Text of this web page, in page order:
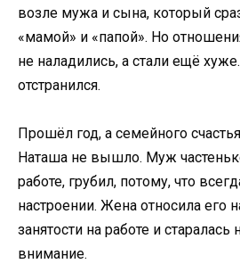
возле мужа и сына, который
«мамой» и «папой». Но
не наладились, а стали ещё
отстранился.
Прошёл год, а семейного
Наташа не вышло. Муж
работе, грубил, потому, что
настроении. Жена относила его
занятости на работе и старалась
внимание.